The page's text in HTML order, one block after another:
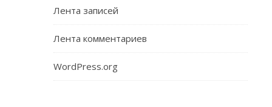
Лента записей
Лента комментариев
WordPress.org